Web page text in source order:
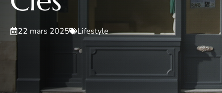
22 mars 2025 Lifestyle